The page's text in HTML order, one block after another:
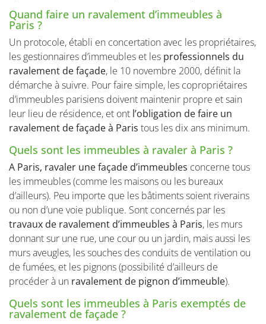
Quand faire un ravalement d’immeubles à
Paris ?
Un protocole, établi en concertation avec les propriétaires,
les gestionnaires d’immeubles et les professionnels du
ravalement de façade, le 10 novembre 2000, définit la
démarche à suivre. Pour faire simple, les copropriétaires
d’immeubles parisiens doivent maintenir propre et sain
leur lieu de résidence, et ont l’obligation defaire un
ravalement de façade à Paris tous les dix ans minimum.
Quels sont les immeubles à ravaler à Paris ?
A Paris, ravaler une façade d’immeubles concerne tous
les immeubles (comme les maisons ou les bureaux
d’ailleurs). Peu importe que les bâtiments soient riverains
ou non d’une voie publique. Sont concernés par les
travaux de ravalement d’immeubles à Paris, les murs
donnant sur une rue, une cour ou un jardin, mais aussi les
murs aveugles, les souches des conduits de ventilation ou
de fumées, et les pignons (possibilité d’ailleurs de
procéder à un ravalement de pignon d’immeuble).
Quels sont les immeubles à Paris exemptés de
ravalement de façade ?